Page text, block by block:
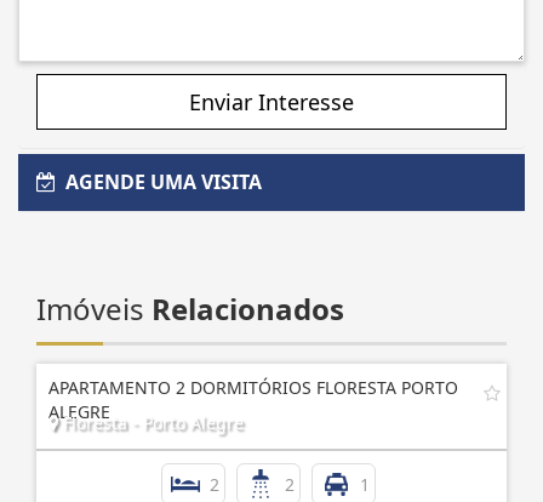
Enviar Interesse
AGENDE UMA VISITA
Imóveis Relacionados
APARTAMENTO 2 DORMITÓRIOS FLORESTA PORTO
ALEGRE
Floresta - Porto Alegre
2 2 1